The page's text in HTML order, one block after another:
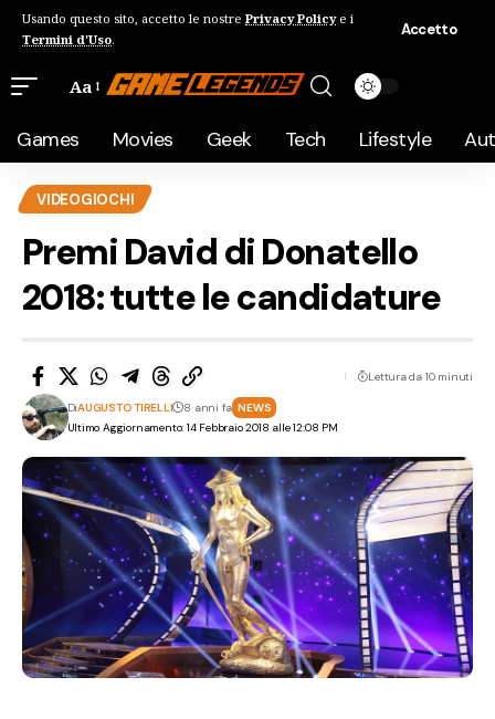
Usando questo sito, accetto le nostre Privacy Policye i
Termini d'Uso.
Accetto
Aa
Games Movies Geek Tech Lifestyle
VIDEOGIOCHI
Premi David di Donatello
2018: tutte le candidature
Ultimo Aggiornamento: 14 Febbraio 2018 alle 12:08 PM
DiAUGUSTO TIRELLI 8 anni fa NEWS
Lettura da 10 minuti